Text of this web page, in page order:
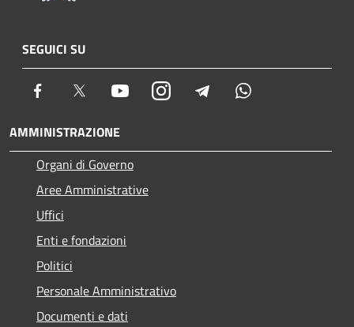
SEGUICI SU
Facebook Twitter YoutubeInstagram Telegram
AMMINISTRAZIONE
Organi di Governo
Aree Amministrative
Uffici
Enti e fondazioni
Politici
Personale Amministrativo
Documenti e dati